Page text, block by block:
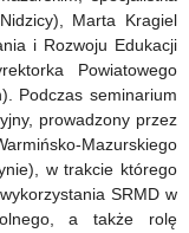
Marta Kragiel
i Rozwoju Edukacji
Powiatowego
Podczas seminarium
prowadzony przez
Mazurskiego
w trakcie którego
SRMD w
a także rolę